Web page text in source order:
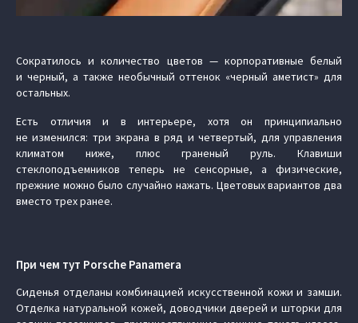
Сократилось и количество цветов — корпоративные белый
и черный, а также необычный оттенок «черный аметист» для
остальных.
Есть отличия и в интерьере, хотя он принципиально
не изменился: три экрана в ряд и четвертый, для управления
климатом ниже, плюс граненый руль. Клавиши
стеклоподъемников теперь не сенсорные, а физические,
прежние можно было случайно нажать. Цветовых вариантов два
вместо трех ранее.
При чем тут Porsche Panamera
Сиденья отделаны комбинацией искусственной кожи и замши.
Отделка натуральной кожей, доводчики дверей и шторки для